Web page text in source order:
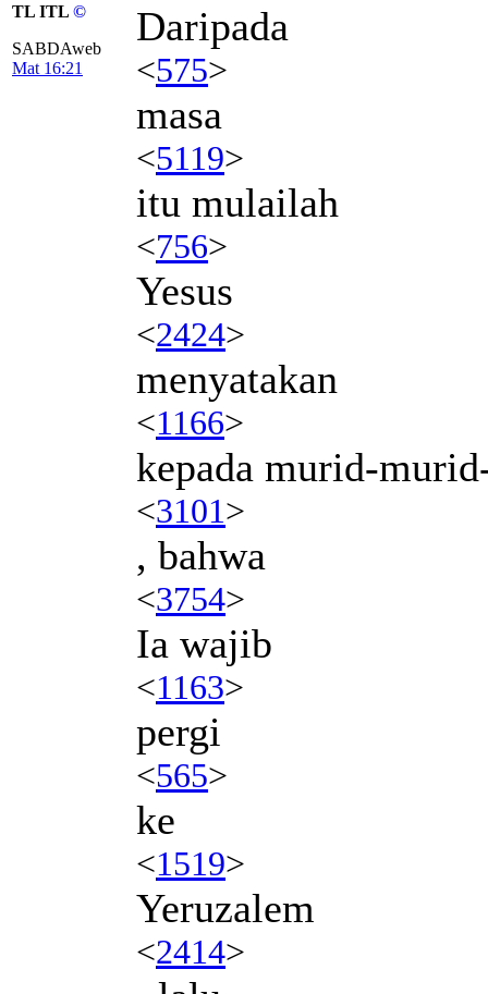
TL ITL ©
SABDAweb
Mat 16:21
Daripada
<575>
masa
<5119>
itu mulailah
<756>
Yesus
<2424>
menyatakan
<1166>
kepada murid-
<3101>
, bahwa
<3754>
Ia wajib
<1163>
pergi
<565>
ke
<1519>
Yeruzalem
<2414>